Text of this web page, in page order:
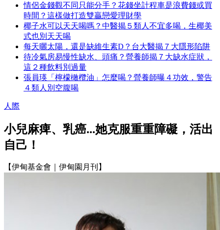
情侶金錢觀不同只能分手？花錢坐計程車是浪費錢或買
時間？這樣做打造雙贏戀愛理財學
椰子水可以天天喝嗎？中醫揭５類人不宜多喝，生椰美
式也別天天喝
每天曬太陽，還是缺維生素D？台大醫揭７大隱形陷阱
待冷氣房易慢性缺水、頭痛？營養師揭７大缺水症狀，
這２種飲料別過量
張員瑛「檸檬橄欖油」怎麼喝？營養師曝４功效，警告
４類人別空腹喝
人際
小兒麻痺、乳癌...她克服重重障礙，活出
自己！
【伊甸基金會｜伊甸園月刊】